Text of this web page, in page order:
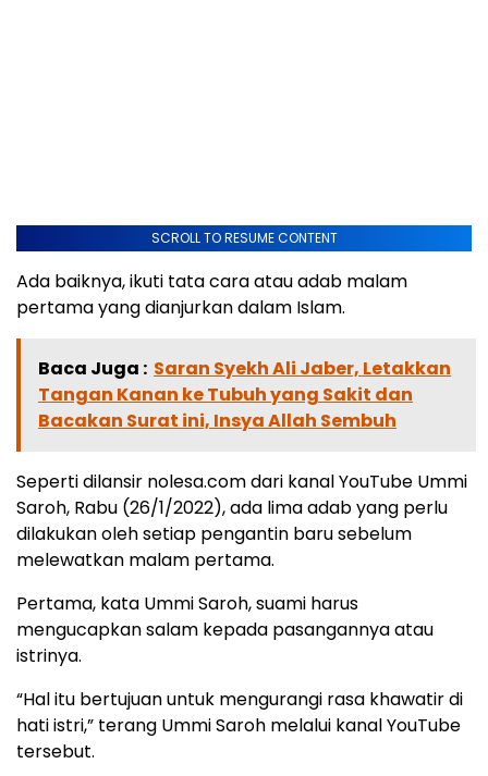
SCROLL TO RESUME CONTENT
Ada baiknya, ikuti tata cara atau adab malam
pertama yang dianjurkan dalam Islam.
Baca Juga : Saran Syekh Ali Jaber, Letakkan
Tangan Kanan ke Tubuh yang Sakit dan
Bacakan Surat ini, Insya Allah Sembuh
Seperti dilansir nolesa.com dari kanal YouTube Ummi
Saroh, Rabu (26/1/2022), ada lima adab yang perlu
dilakukan oleh setiap pengantin baru sebelum
melewatkan malam pertama.
Pertama, kata Ummi Saroh, suami harus
mengucapkan salam kepada pasangannya atau
istrinya.
“Hal itu bertujuan untuk mengurangi rasa khawatir di
hati istri,” terang Ummi Saroh melalui kanal YouTube
tersebut.